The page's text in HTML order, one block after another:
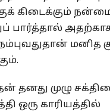
கிடைக்கும்
பார்த்தால்
மனித
தனது முழு
ஒரு காரியத்தில்